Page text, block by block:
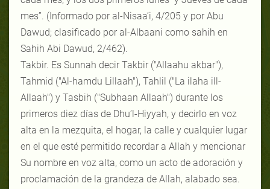
mes”. (Informado por al-Nisaa’i, 4/205 y por Abu
Dawud; clasificado por al-Albaani como sahih en
Sahih Abi Dawud, 2/462).
Takbir. Es Sunnah decir Takbir ("Allaahu akbar"),
Tahmid ("Al-hamdu Lillaah"), Tahlil ("La ilaha ill-
Allaah") y Tasbih ("Subhaan Allaah") durante los
primeros diez días de Dhu’l-Hiyyah, y decirlo en voz
alta en la mezquita, el hogar, la calle y cualquier lugar
en el que esté permitido recordar a Allah y mencionar
Su nombre en voz alta, como un acto de adoración y
proclamación de la grandeza de Allah, alabado sea.